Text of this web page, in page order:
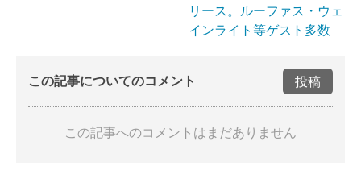
リース。ルーファス・ウェ
インライト等ゲスト多数
この記事についてのコメント 投稿
この記事へのコメントはまだありません